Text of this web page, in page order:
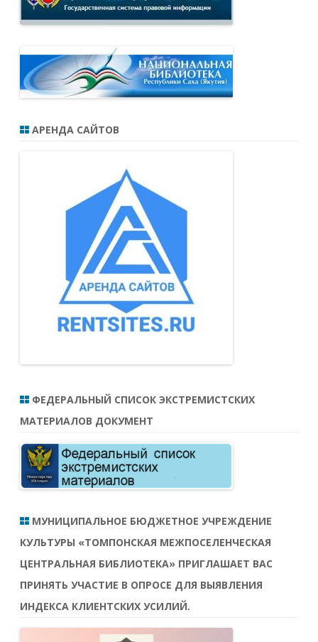
АРЕНДА САЙТОВ
ФЕДЕРАЛЬНЫЙ СПИСОК ЭКСТРЕМИСТСКИХ
МАТЕРИАЛОВ ДОКУМЕНТ
МУНИЦИПАЛЬНОЕ БЮДЖЕТНОЕ УЧРЕЖДЕНИЕ
КУЛЬТУРЫ «ТОМПОНСКАЯ МЕЖПОСЕЛЕНЧЕСКАЯ
ЦЕНТРАЛЬНАЯ БИБЛИОТЕКА» ПРИГЛАШАЕТ ВАС
ПРИНЯТЬ УЧАСТИЕ В ОПРОСЕ ДЛЯ ВЫЯВЛЕНИЯ
ИНДЕКСА КЛИЕНТСКИХ УСИЛИЙ.